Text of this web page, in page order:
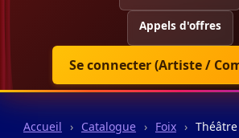
Appels d'offres
Se connecter (Artiste /
Accueil › Catalogue › Foix › Théâtre